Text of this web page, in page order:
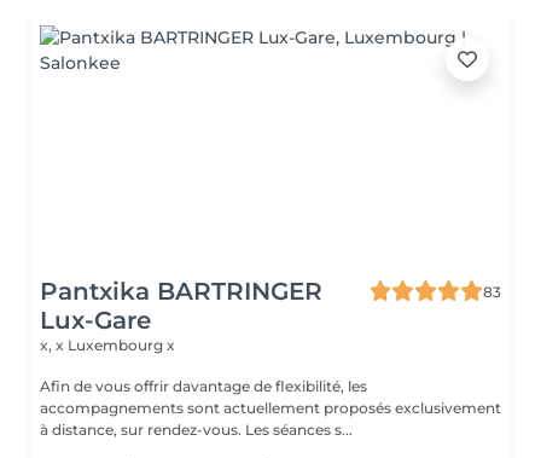
Pantxika BARTRINGER
Lux-Gare
83
x, x Luxembourg x
Afin de vous offrir davantage de flexibilité, les
accompagnements sont actuellement proposés exclusivement
à distance, sur rendez-vous. Les séances s...